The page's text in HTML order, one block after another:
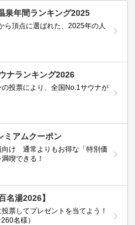
泉年間ランキング2025
ら頂点に選ばれた、2025年の人
ナランキング2026
投票により、全国No.1サウナが
ミアムクーポン
向け 通常よりもお得な「特別価
喫できる！
名湯2026】
票してプレゼントを当てよう！
名様）